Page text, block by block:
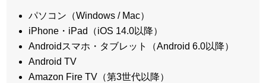
パソコン（Windows / Mac）
iPhone・iPad（iOS 14.0以降）
Androidスマホ・タブレット（Android 6.0以降）
Android TV
Amazon Fire TV（第3世代以降）